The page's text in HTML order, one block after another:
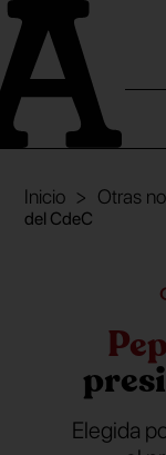
Inicio Otras
del CdeC
Elegida